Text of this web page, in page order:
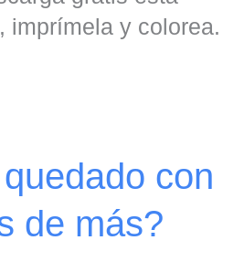
imprímela y colorea.
con
de más?